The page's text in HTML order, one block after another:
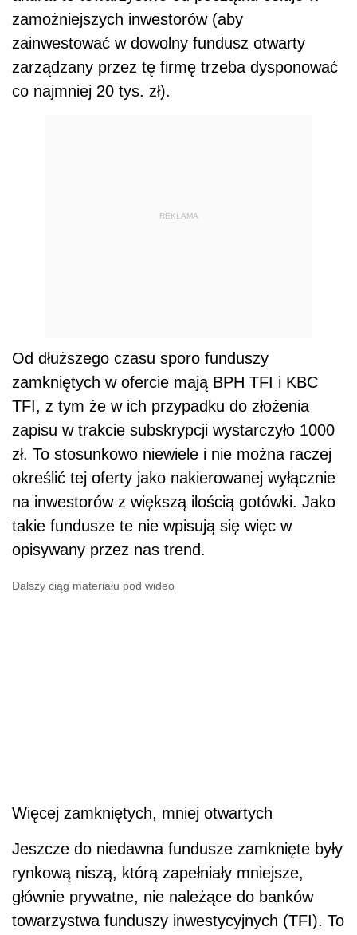
zamożniejszych inwestorów (aby
zainwestować w dowolny fundusz otwarty
zarządzany przez tę firmę trzeba dysponować
co najmniej 20 tys. zł).
REKLAMA
Od dłuższego czasu sporo funduszy
zamkniętych w ofercie mają BPH TFI i KBC
TFI, z tym że w ich przypadku do złożenia
zapisu w trakcie subskrypcji wystarczyło 1000
zł. To stosunkowo niewiele i nie można raczej
określić tej oferty jako nakierowanej wyłącznie
na inwestorów z większą ilością gotówki. Jako
takie fundusze te nie wpisują się więc w
opisywany przez nas trend.
Dalszy ciąg materiału pod wideo
Więcej zamkniętych, mniej otwartych
Jeszcze do niedawna fundusze zamknięte były
rynkową niszą, którą zapełniały mniejsze,
głównie prywatne, nie należące do banków
towarzystwa funduszy inwestycyjnych (TFI). To